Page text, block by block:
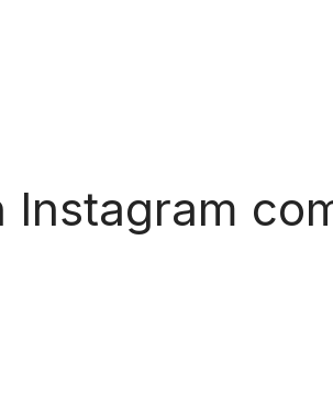
Instagram